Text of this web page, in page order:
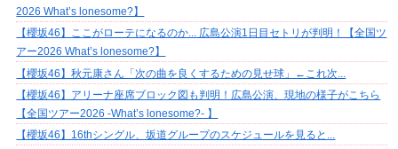
2026 What’s lonesome?】
【櫻坂46】ここがローテになるのか... 広島公演1日目セトリが判明！【全国ツ
アー2026 What’s lonesome?】
【櫻坂46】秋元康さん「次の曲を良くするための見せ球」←これ次...
【櫻坂46】アリーナ座席ブロック図も判明！広島公演、現地の様子がこちら
【全国ツアー2026 -What’s lonesome?- 】
【櫻坂46】16thシングル、坂道グループのスケジュールを見ると...